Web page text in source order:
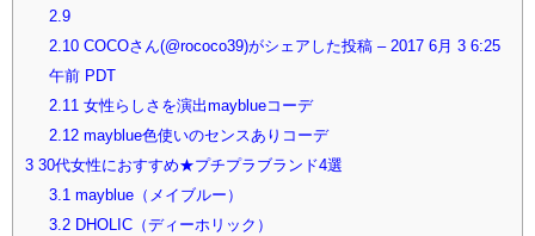
2.9
2.10COCOさん(@rococo39)がシェアした投稿 – 2017 6月 3 6:25
午前 PDT
2.11女性らしさを演出mayblueコーデ
2.12mayblue色使いのセンスありコーデ
3 30代女性におすすめ★プチプラブランド4選
3.1mayblue（メイブルー）
3.2DHOLIC（ディーホリック）